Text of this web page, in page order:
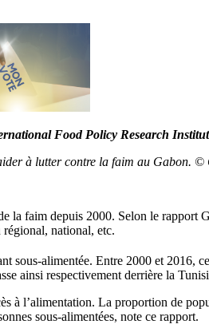
Food Policy Research
à lutter contre la faim au Gabon. ©
la faim depuis 2000. Selon le
régional, national, etc.
sous-alimentée. Entre 2000 et 2016,
ainsi respectivement derrière la
à l’alimentation. La proportion de
sous-alimentées, note ce rapport.